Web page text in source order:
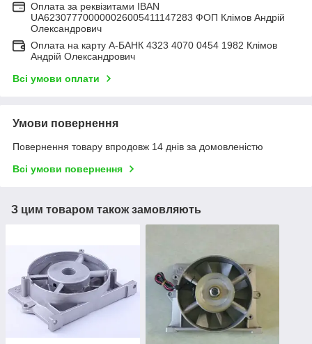
Оплата за реквізитами IBAN
UA623077700000026005411147283 ФОП Клімов Андрій
Олександрович
Оплата на карту А-БАНК 4323 4070 0454 1982 Клімов
Андрій Олександрович
Всі умови оплати
Умови повернення
Повернення товару впродовж 14 днів за домовленістю
Всі умови повернення
З цим товаром також замовляють